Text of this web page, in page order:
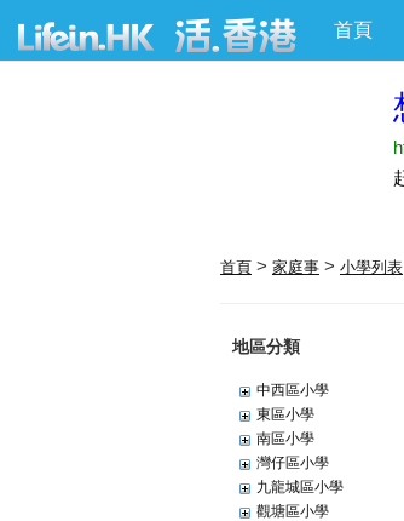
首頁
首頁 > 家庭事 > 小學列表
地區分類
中西區小學
東區小學
南區小學
灣仔區小學
九龍城區小學
觀塘區小學